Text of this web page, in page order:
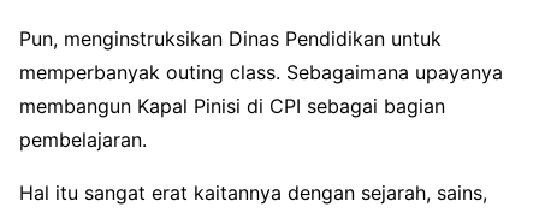
Pun, menginstruksikan Dinas Pendidikan untuk
memperbanyak outing class. Sebagaimana upayanya
membangun Kapal Pinisi di CPI sebagai bagian
pembelajaran.
Hal itu sangat erat kaitannya dengan sejarah, sains,